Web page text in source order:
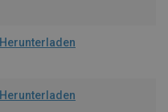
Herunterladen
Herunterladen